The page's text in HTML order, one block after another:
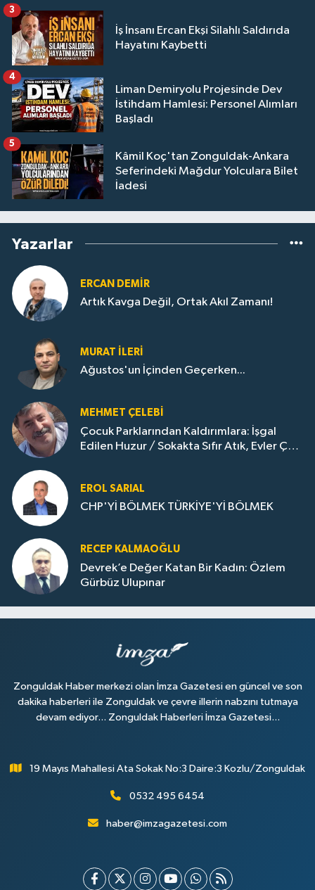
İş İnsanı Ercan Ekşi Silahlı Saldırıda
Hayatını Kaybetti
3
Liman Demiryolu Projesinde Dev
İstihdam Hamlesi: Personel Alımları
Başladı
4
Kâmil Koç'tan Zonguldak-Ankara
Seferindeki Mağdur Yolculara Bilet
İadesi
5
Yazarlar
ERCAN DEMIR
Artık Kavga Değil, Ortak Akıl Zamanı!
MURAT İLERI
Ağustos'un İçinden Geçerken...
MEHMET ÇELEBI
Çocuk Parklarından Kaldırımlara: İşgal
Edilen Huzur / Sokakta Sıfır Atık, Evler Çöp
EROL SARIAL
CHP'Yİ BÖLMEK TÜRKİYE'Yİ BÖLMEK
RECEP KALMAOĞLU
Devrek’e Değer Katan Bir Kadın: Özlem
Gürbüz Ulupınar
Zonguldak Haber merkezi olan İmza Gazetesi en güncel ve son
dakika haberleri ile Zonguldak ve çevre illerin nabzını tutmaya
devam ediyor... Zonguldak Haberleri İmza Gazetesi...
19 Mayıs Mahallesi Ata Sokak No:3 Daire:3 Kozlu/Zonguldak
0532 495 6454
haber@imzagazetesi.com